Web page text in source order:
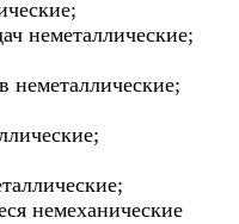
неметаллические;
неметаллические;
немеханические